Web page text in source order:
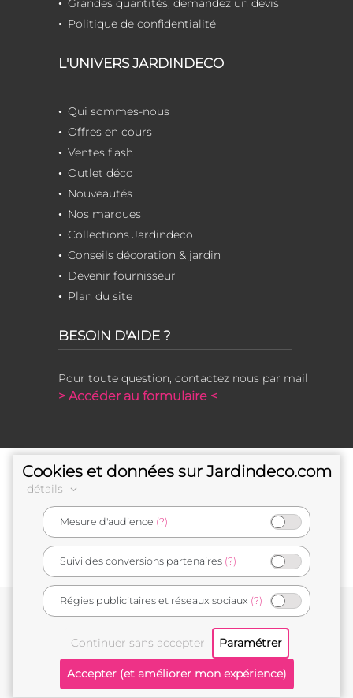
Grandes quantités, demandez un devis
Politique de confidentialité
L'UNIVERS JARDINDECO
Qui sommes-nous
Offres en cours
Ventes flash
Outlet déco
Nouveautés
Nos marques
Collections Jardindeco
Conseils décoration & jardin
Devenir fournisseur
Plan du site
BESOIN D'AIDE ?
Pour toute question, contactez nous par mail
> Accéder au formulaire <
e-commerçant français
Mentions légales
Cookies et données sur Jardindeco.com
détails
Mesure d'audience (?)
Suivi des conversions partenaires (?)
Régies publicitaires et réseaux sociaux (?)